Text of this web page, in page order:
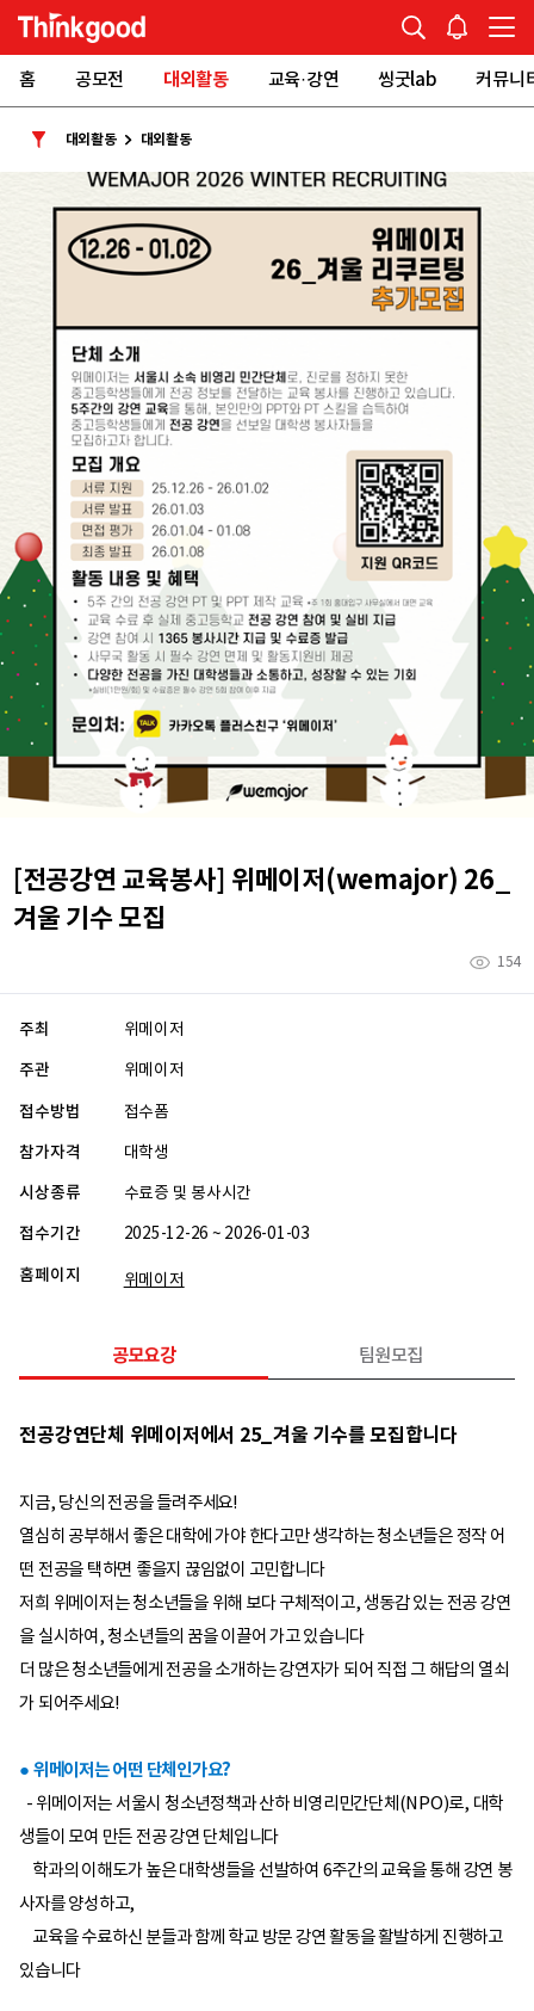
홈 공모전 대외활동 교육·강연 씽굿lab 커뮤니
대외활동 대외활동
[전공강연 교육봉사] 위메이저(wemajor) 26_
겨울 기수 모집
154
주최 위메이저
주관 위메이저
접수방법 접수폼
참가자격 대학생
시상종류 수료증 및 봉사시간
접수기간 2025-12-26 ~ 2026-01-03
홈페이지 위메이저
공모요강 팀원모집
전공강연단체 위메이저에서 25_겨울 기수를 모집합니다
지금, 당신의 전공을 들려주세요!
열심히 공부해서 좋은 대학에 가야 한다고만 생각하는 청소년들은 정작 어
떤 전공을 택하면 좋을지 끊임없이 고민합니다
저희 위메이저는 청소년들을 위해 보다 구체적이고, 생동감 있는 전공 강연
을 실시하여, 청소년들의 꿈을 이끌어 가고 있습니다
더 많은 청소년들에게 전공을 소개하는 강연자가 되어 직접 그 해답의 열쇠
가 되어주세요!
● 위메이저는 어떤 단체인가요?
- 위메이저는 서울시 청소년정책과 산하 비영리민간단체(NPO)로, 대학
생들이 모여 만든 전공 강연 단체입니다
학과의 이해도가 높은 대학생들을 선발하여 6주간의 교육을 통해 강연 봉
사자를 양성하고,
교육을 수료하신 분들과 함께 학교 방문 강연 활동을 활발하게 진행하고
있습니다